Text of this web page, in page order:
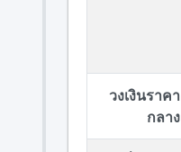
วงเงินราคา
กลาง